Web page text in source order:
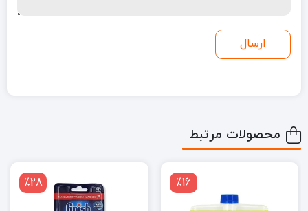
محصولات مرتبط
٪28 ٪25